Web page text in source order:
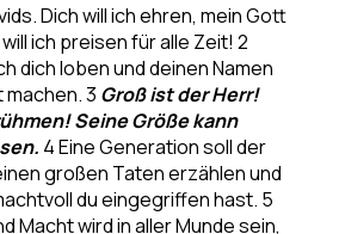
Dich will ich ehren, mein Gott
ich preisen für alle Zeit! 2
dich loben und deinen Namen
3 Groß ist der Herr!
Seine Größe kann
4 Eine Generation soll der
großen Taten erzählen und
du eingegriffen hast. 5
Macht wird in aller Munde sein,